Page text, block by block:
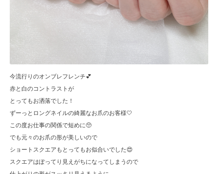
今流行りのオンブレフレンチ💕
赤と白のコントラストが
とってもお洒落でした！
ずーっとロングネイルの綺麗なお爪のお客様🤍
この度お仕事の関係で短めに🥺
でも元々のお爪の形が美しいので
ショートスクエアもとってもお似合いでした😍
スクエアはぽってり見えがちになってしまうので